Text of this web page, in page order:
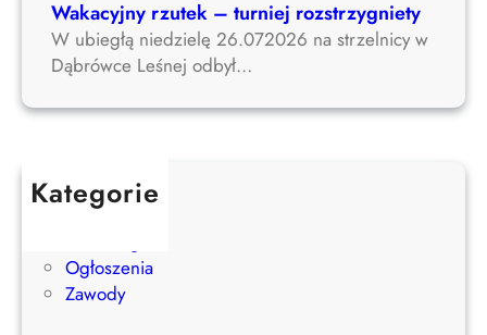
Wakacyjny rzutek – turniej rozstrzygniety
W ubiegłą niedzielę 26.072026 na strzelnicy w
Dąbrówce Leśnej odbył…
Kategorie
Aktualności
Ogłoszenia
Zawody